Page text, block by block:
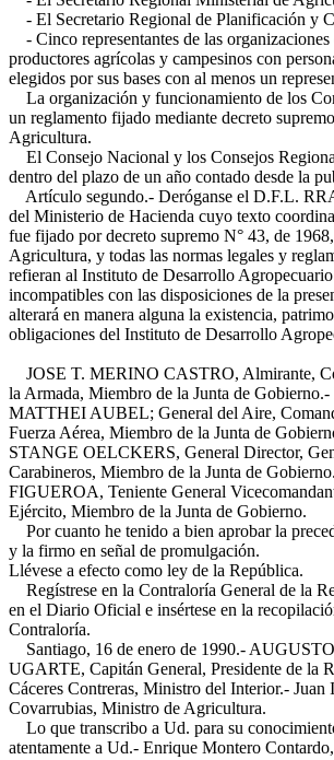
- El Secretario Regional de Planificación y
- Cinco representantes de las organizaciones
productores agrícolas y campesinos con
elegidos por sus bases con al menos un
La organización y funcionamiento de los
un reglamento fijado mediante decreto
Agricultura.
El Consejo Nacional y los Consejos
dentro del plazo de un año contado desde la
Artículo segundo.- Deróganse el D.F.L.
del Ministerio de Hacienda cuyo texto
fue fijado por decreto supremo N° 43, de
Agricultura, y todas las normas legales y
refieran al Instituto de Desarrollo Agropecuario
incompatibles con las disposiciones de la
alterará en manera alguna la existencia,
obligaciones del Instituto de Desarrollo
JOSE T. MERINO CASTRO, Almirante,
la Armada, Miembro de la Junta de
MATTHEI AUBEL; General del Aire,
Fuerza Aérea, Miembro de la Junta de
STANGE OELCKERS, General Director,
Carabineros, Miembro de la Junta de
FIGUEROA, Teniente General
Ejército, Miembro de la Junta de Gobierno.
Por cuanto he tenido a bien aprobar la
y la firmo en señal de promulgación.
Llévese a efecto como ley de la República.
Regístrese en la Contraloría General de la
en el Diario Oficial e insértese en la
Contraloría.
Santiago, 16 de enero de 1990.-
UGARTE, Capitán General, Presidente de la
Cáceres Contreras, Ministro del Interior.-
Covarrubias, Ministro de Agricultura.
Lo que transcribo a Ud. para su
atentamente a Ud.- Enrique Montero